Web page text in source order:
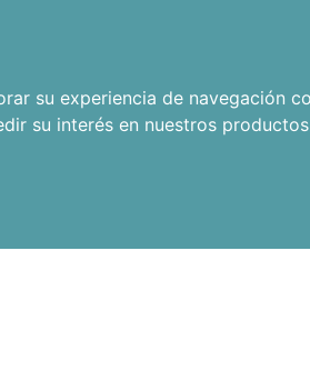
su experiencia de navegación
su interés en nuestros